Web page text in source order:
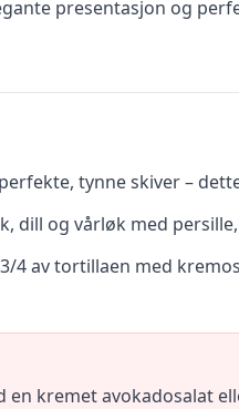
presentasjon og
tynne skiver –
dill og vårløk med
4 av tortillaen med
en kremet avokadosalat